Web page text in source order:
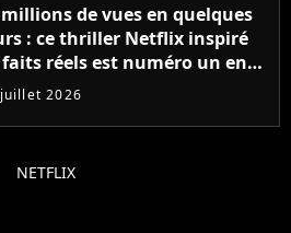
millions de vues en quelques
: ce thriller Netflix inspiré
réels est numéro un en
2026
NETFLIX